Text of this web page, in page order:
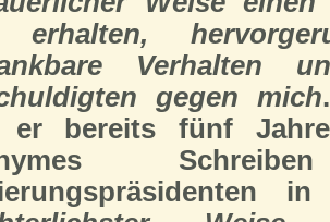
erhalten,
Verhalten
gegen mich
er bereits fünf